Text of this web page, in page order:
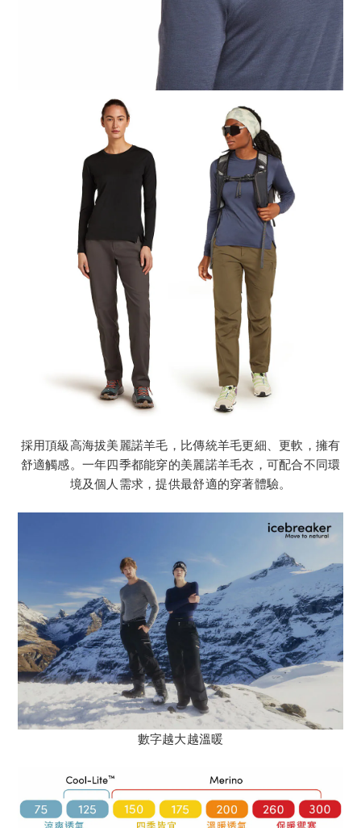
採用頂級高海拔美麗諾羊毛，比傳統羊毛更細、更軟，擁有
舒適觸感。一年四季都能穿的美麗諾羊毛衣，可配合不同環
境及個人需求，提供最舒適的穿著體驗。
數字越大越溫暖